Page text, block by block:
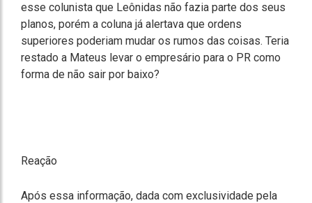
esse colunista que Leônidas não fazia parte dos seus
planos, porém a coluna já alertava que ordens
superiores poderiam mudar os rumos das coisas. Teria
restado a Mateus levar o empresário para o PR como
forma de não sair por baixo?
Reação
Após essa informação, dada com exclusividade pela